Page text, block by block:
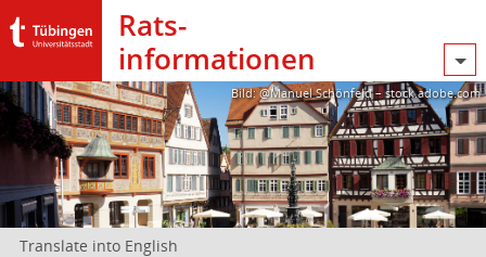
Rats­
informationen
Bild: @Manuel Schönfeld – stock.adobe.com
Translate into English